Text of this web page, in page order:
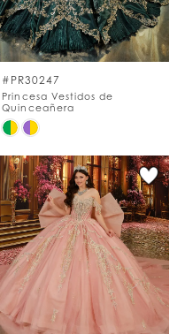
#PR30247
Princesa Vestidos de
Quinceañera
Skip
List
#e4a1f924e5
to
end